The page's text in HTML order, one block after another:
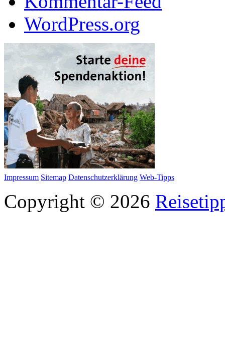
WordPress.org
Impressum Sitemap Datenschutzerklärung Web-Tipps
Copyright © 2026